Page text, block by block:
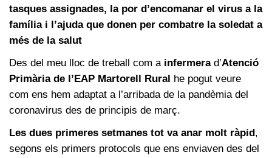
tasques assignades, la por d’encomanar el virus a la
família i l’ajuda que donen per combatre la soledat a
més de la salut
Des del meu lloc de treball com a infermerad’Atenció
Primària de l’EAP Martorell Rural he pogut veure
com ens hem adaptat a l’arribada de la pandèmia del
coronavirus des de principis de març.
Les dues primeres setmanes tot va anar molt ràpid,
segons els primers protocols que ens enviaven des del